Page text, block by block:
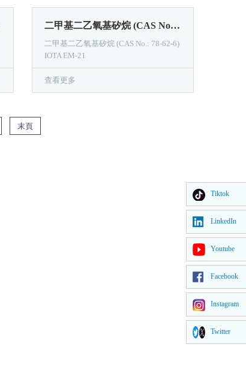
二甲基二乙氧基矽烷 (CAS No.: 78-62-6) IOTA EM-21
二甲基二乙氧基矽烷 (CAS No.: 78-62-6)
IOTA EM-21
查看更多
末頁
Tiktok
LinkedIn
Youtube
Facebook
Instagram
Twitter